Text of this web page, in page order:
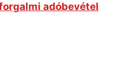
adóbevétel